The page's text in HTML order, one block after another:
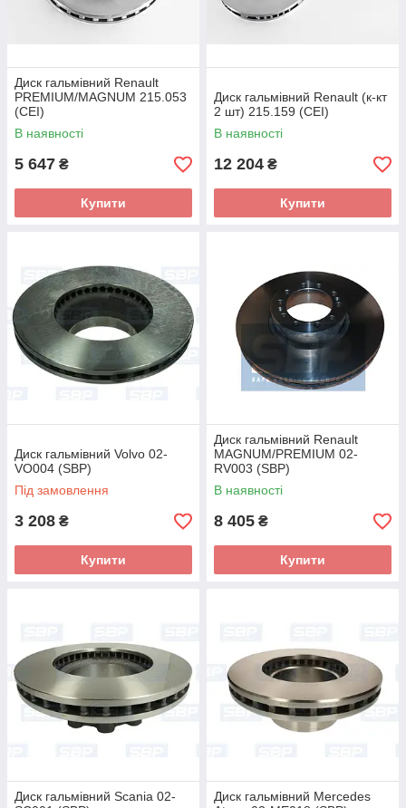
Диск гальмівний Renault
PREMIUM/MAGNUM 215.053
(CEI)
В наявності
5 647 ₴
Купити
Диск гальмівний Renault (к-кт
2 шт) 215.159 (CEI)
В наявності
12 204 ₴
Купити
Диск гальмівний Volvo 02-
VO004 (SBP)
Під замовлення
3 208 ₴
Купити
Диск гальмівний Renault
MAGNUM/PREMIUM 02-
RV003 (SBP)
В наявності
8 405 ₴
Купити
Диск гальмівний Scania 02-
Диск гальмівний Mercedes